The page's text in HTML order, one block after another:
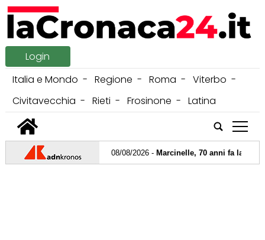
Login
Italia e Mondo
Regione Roma
Viterbo
Civitavecchia
Rieti Frosinone
Latina
tap
08/08/2026 -Marcinelle, 70 anni fa la strage